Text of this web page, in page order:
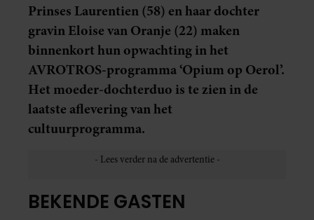
Prinses Laurentien (58) en haar dochter
gravin Eloise van Oranje (22) maken
binnenkort hun opwachting in het
AVROTROS-programma ‘Opium op Oerol’.
Het moeder-dochterduo is te zien in de
laatste aflevering van het
cultuurprogramma.
BEKENDE GASTEN